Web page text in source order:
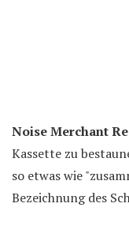
Noise Merchant
Kassette zu
so etwas wie
Bezeichnung des